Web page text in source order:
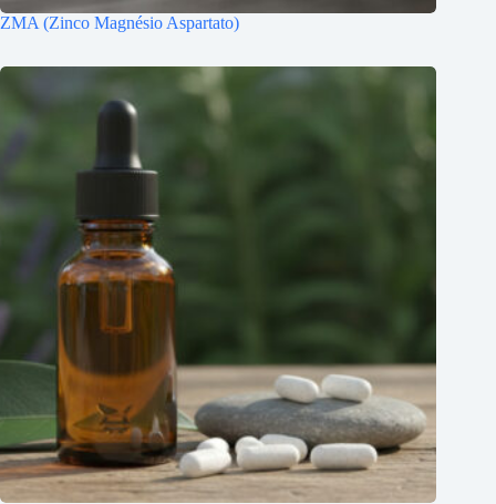
ZMA (Zinco Magnésio Aspartato)